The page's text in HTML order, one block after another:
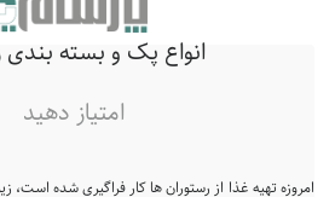
انواع پک و بسته بندی
امتیاز دهید
امروزه تهیه غذا از رستوران ها کار فراگیری شده